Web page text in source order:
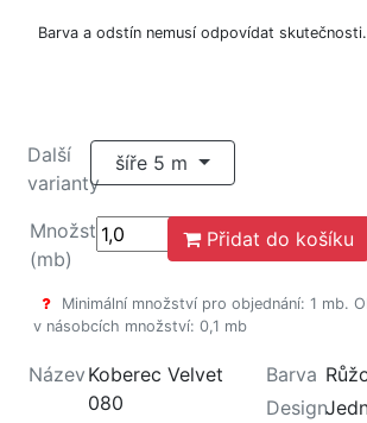
Barva a odstín nemusí odpovídat skutečnosti.
Další
varianty
šíře 5 m
Množství
(mb)
Přidat do košíku
Minimální množství pro objednání: 1 mb.
v násobcích množství: 0,1 mb
Název Koberec Velvet
080
Barva
Design